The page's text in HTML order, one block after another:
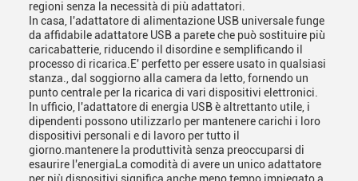
regioni senza la necessità di più adattatori.
In casa, l'adattatore di alimentazione USB universale funge
da affidabile adattatore USB a parete che può sostituire più
caricabatterie, riducendo il disordine e semplificando il
processo di ricarica.E' perfetto per essere usato in qualsiasi
stanza., dal soggiorno alla camera da letto, fornendo un
punto centrale per la ricarica di vari dispositivi elettronici.
In ufficio, l'adattatore di energia USB è altrettanto utile, i
dipendenti possono utilizzarlo per mantenere carichi i loro
dispositivi personali e di lavoro per tutto il
giorno.mantenere la produttività senza preoccuparsi di
esaurire l'energiaLa comodità di avere un unico adattatore